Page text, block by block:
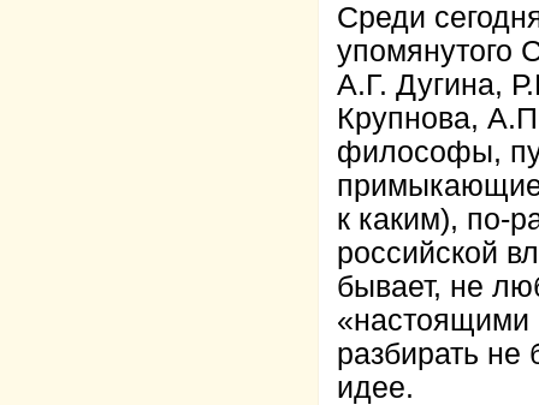
Среди
упомянутого
А.Г. Дугина,
Крупнова,
философы,
к каким), по-
российской
бывает, не
«настоящими
разбирать не
идее.